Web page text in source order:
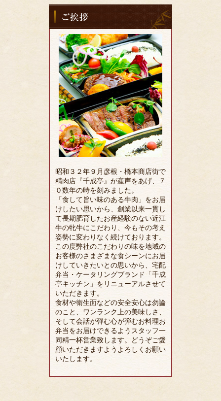
ご
挨
拶
昭和３２年９月彦根・橋本商店街で
精肉店『千成亭』が産声をあげ、７
０数年の時を刻みました。
「食して旨い味のある牛肉」をお届
けしたい思いから、創業以来一貫し
て長期肥育したお産経験のない近江
牛の牝牛にこだわり、今もその考え
姿勢に変わりなく続けております。
この度弊社のこだわりの味を地域の
お客様のさまざまな食シーンにお届
けしていきたいとの思いから、宅配
弁当・ケータリングブランド「千成
亭キッチン」をリニューアルさせて
いただきます。
食材や衛生面などの安全安心は勿論
のこと、ワンランク上の美味しさ、
そして会話が弾む心が弾むお料理お
弁当をお届けできるようスタッフ一
同精一杯営業致します。どうぞご愛
顧いただきますようよろしくお願い
いたします。